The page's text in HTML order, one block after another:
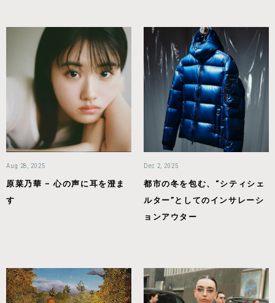
Aug 28, 2025
原菜乃華 – 心の声に耳を澄ま
す
Dec 2, 2025
都市の冬を包む、“シティシェ
ルター”としてのインサレーシ
ョンアウター